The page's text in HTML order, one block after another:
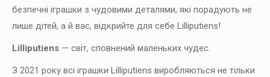
безпечні іграшки з чудовими деталями, які порадують не
лише дітей, а й вас, відкрийте для себе Lilliputiens!
Lilliputiens — світ, сповнений маленьких чудес.
З 2021 року всі іграшки Lilliputiens виробляються не тільки